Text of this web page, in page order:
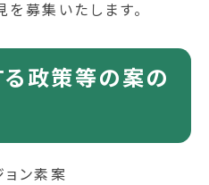
募集いたします。
政策等の案の
ン素案